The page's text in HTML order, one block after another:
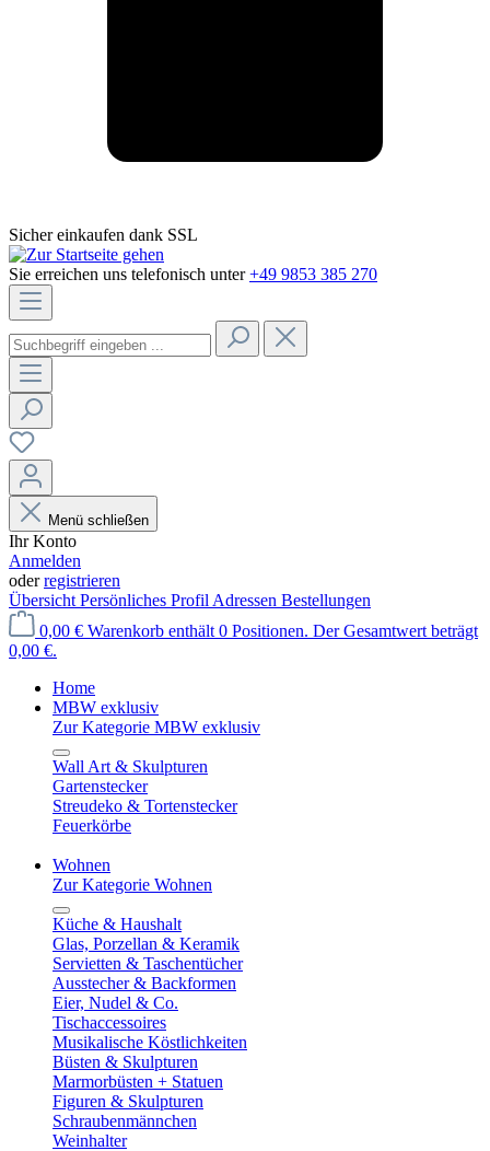
Sicher einkaufen dank SSL
Sie erreichen uns telefonisch unter +49 9853 385 270
Menü schließen
Ihr Konto
Anmelden
oderregistrieren
Übersicht Persönliches Profil Adressen Bestellungen
0,00 € Warenkorb enthält 0 Positionen. Der Gesamtwert beträgt
0,00 €.
Home
MBW exklusiv
Zur Kategorie MBW exklusiv
Wall Art & Skulpturen
Gartenstecker
Streudeko & Tortenstecker
Feuerkörbe
Wohnen
Zur Kategorie Wohnen
Küche & Haushalt
Glas, Porzellan & Keramik
Servietten & Taschentücher
Ausstecher & Backformen
Eier, Nudel & Co.
Tischaccessoires
Musikalische Köstlichkeiten
Büsten & Skulpturen
Marmorbüsten + Statuen
Figuren & Skulpturen
Schraubenmännchen
Weinhalter